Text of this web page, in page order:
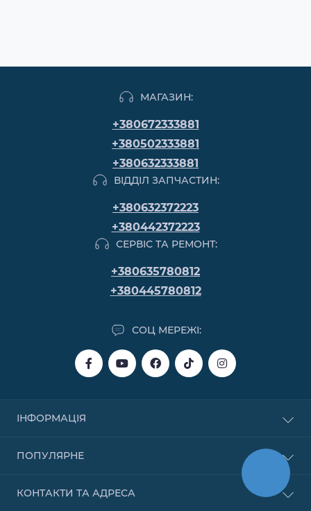
МАГАЗИН:
+380672333881
+380502333881
+380632333881
ВІДДІЛ ЗАПЧАСТИН:
+380632372223
+380442372223
СЕРВІС ТА РЕМОНТ:
+380635780812
+380445780812
СОЦ МЕРЕЖІ:
ІНФОРМАЦІЯ
Купівля в розстрочку
Договір публічної оферти
ПОПУЛЯРНЕ
Надувні човни
КОНТАКТИ ТА АДРЕСА